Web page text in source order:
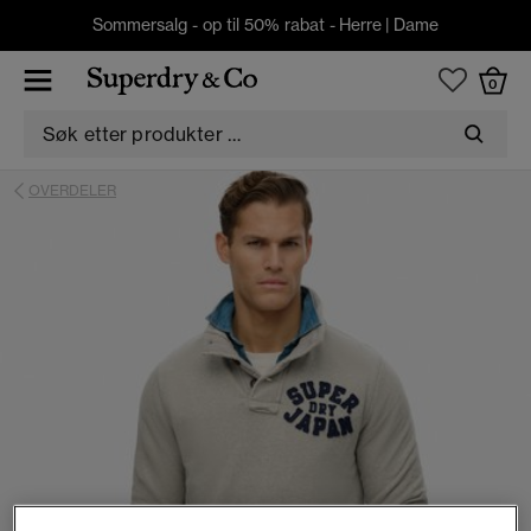
Sommersalg - op til 50% rabat - Herre | Dame
0
OVERDELER